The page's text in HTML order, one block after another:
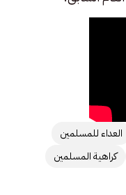
العداء للمسلمين
كراهية المسلمين